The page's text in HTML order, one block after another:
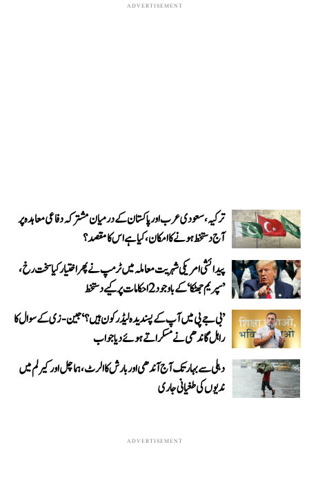
ADVERTISEMENT
ترکیہ، سعودی عرب اور پاکستان کے درمیان مشترکہ دفاعی معاہدہ پر
آج دستخط ہونے کا امکان، کیا ہے اس کا مقصد؟
پیدائشی امریکی شہریت معاملہ میں ٹرمپ نے پھر اختیار کیا سخت رخ،
’سپریم جھٹکا‘ کے باوجود 2 احکامات پر کیے دستخط
’بی جے پی میں آپ کے پسندیدہ لیڈر کون ہیں؟‘ جین-زی کے سوال کا
راہل گاندھی نے مسکراتے ہوئے دیا جواب
دہلی سے بہار تک آج آندھی اور بارش کا الرٹ، ہماچل اور کیرلم میں
ندیوں کی طغیانی جاری
ADVERTISEMENT